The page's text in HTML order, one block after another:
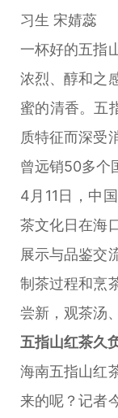
习生 宋婧蕊
一杯好的五指
浓烈、醇和之
蜜的清香。五
质特征而深受
曾远销50多个
4月11日，中
茶文化日在海
展示与品鉴交
制茶过程和烹
尝新，观茶汤
五指山红茶久
海南五指山红
来的呢？记者